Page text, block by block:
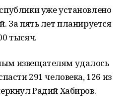
уже установлено
За пять лет планируется
тысяч.
извещателям удалось
291 человека, 126 из
Радий Хабиров.